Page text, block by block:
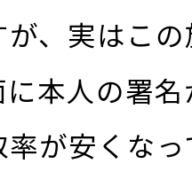
、実はこ
に本人の署
率が安くな